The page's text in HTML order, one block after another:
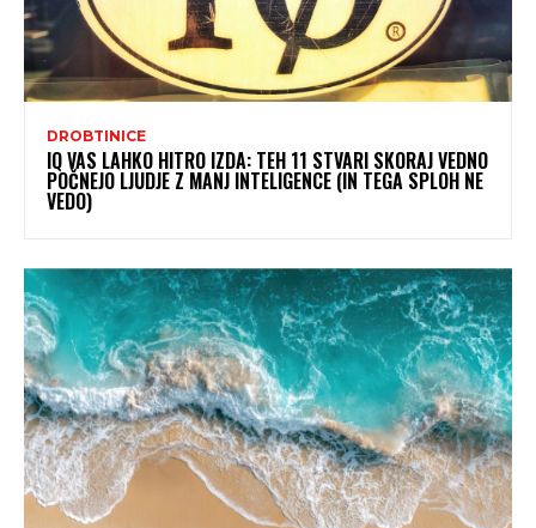
DROBTINICE
IQ VAS LAHKO HITRO IZDA: TEH 11 STVARI SKORAJ VEDNO
POČNEJO LJUDJE Z MANJ INTELIGENCE (IN TEGA SPLOH NE
VEDO)